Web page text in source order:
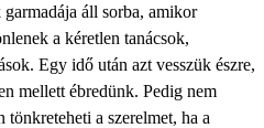
áll sorba, amikor
a kéretlen tanácsok,
Egy idő után azt vesszük észre,
mellett ébredünk. Pedig nem
a szerelmet, ha a